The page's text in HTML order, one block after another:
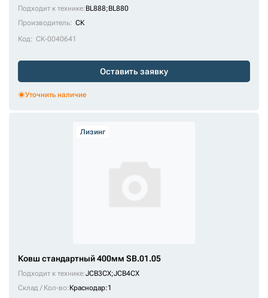
Подходит к технике:BL888;BL880
Производитель: СК
Код: СК-0040641
Оставить заявку
Уточнить наличие
Лизинг
Ковш стандартный 400мм SB.01.05
Подходит к технике:JCB3CX;JCB4CX
Склад / Кол-во:Краснодар:1